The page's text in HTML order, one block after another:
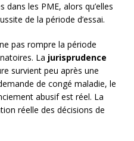
les PME, alors qu’elles
de la période d’essai.
pas rompre la période
La jurisprudence
survient peu après une
de congé maladie, le
abusif est réel. La
réelle des décisions de